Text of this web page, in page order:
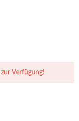
Verfügung!